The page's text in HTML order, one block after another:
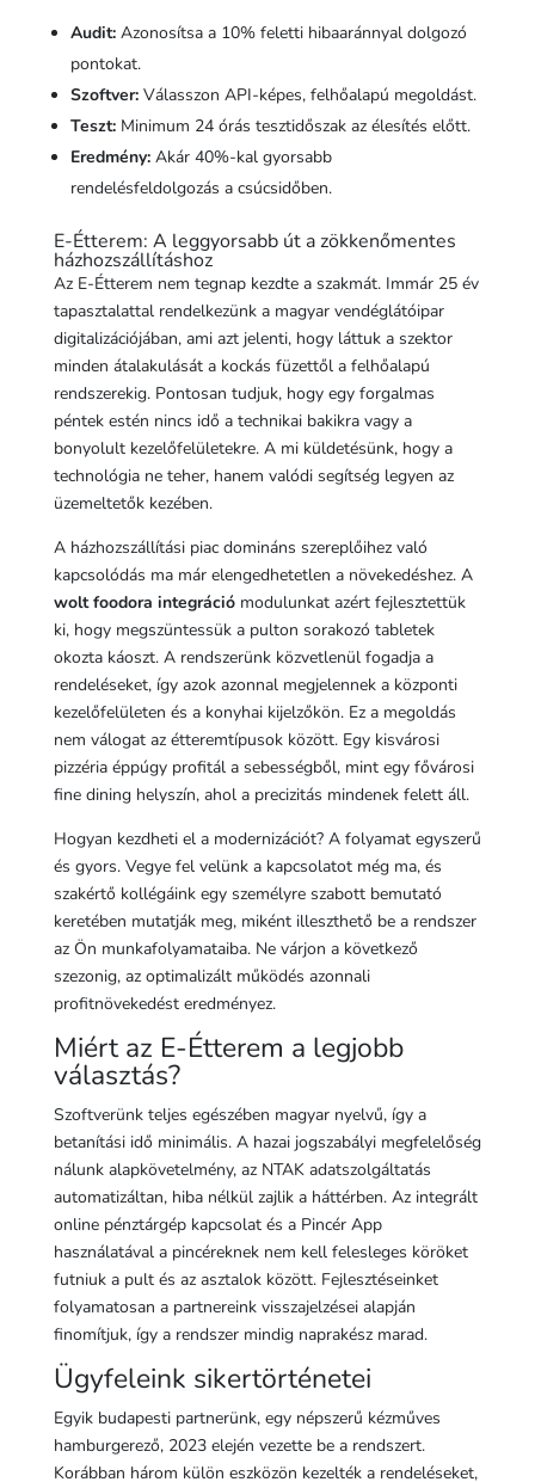
Audit:Azonosítsa a 10% feletti hibaaránnyal dolgozó
pontokat.
Szoftver:Válasszon API-képes, felhőalapú megoldást.
Teszt:Minimum 24 órás tesztidőszak az élesítés előtt.
Eredmény:Akár 40%-kal gyorsabb
rendelésfeldolgozás a csúcsidőben.
E-Étterem: A leggyorsabb út a zökkenőmentes
házhozszállításhoz
Az E-Étterem nem tegnap kezdte a szakmát. Immár 25 év
tapasztalattal rendelkezünk a magyar vendéglátóipar
digitalizációjában, ami azt jelenti, hogy láttuk a szektor
minden átalakulását a kockás füzettől a felhőalapú
rendszerekig. Pontosan tudjuk, hogy egy forgalmas
péntek estén nincs idő a technikai bakikra vagy a
bonyolult kezelőfelületekre. A mi küldetésünk, hogy a
technológia ne teher, hanem valódi segítség legyen az
üzemeltetők kezében.
A házhozszállítási piac domináns szereplőihez való
kapcsolódás ma már elengedhetetlen a növekedéshez. A
wolt foodora integrációmodulunkat azért fejlesztettük
ki, hogy megszüntessük a pulton sorakozó tabletek
okozta káoszt. A rendszerünk közvetlenül fogadja a
rendeléseket, így azok azonnal megjelennek a központi
kezelőfelületen és a konyhai kijelzőkön. Ez a megoldás
nem válogat az étteremtípusok között. Egy kisvárosi
pizzéria éppúgy profitál a sebességből, mint egy fővárosi
fine dining helyszín, ahol a precizitás mindenek felett áll.
Hogyan kezdheti el a modernizációt? A folyamat egyszerű
és gyors. Vegye fel velünk a kapcsolatot még ma, és
szakértő kollégáink egy személyre szabott bemutató
keretében mutatják meg, miként illeszthető be a rendszer
az Ön munkafolyamataiba. Ne várjon a következő
szezonig, az optimalizált működés azonnali
profitnövekedést eredményez.
Miért az E-Étterem a legjobb
választás?
Szoftverünk teljes egészében magyar nyelvű, így a
betanítási idő minimális. A hazai jogszabályi megfelelőség
nálunk alapkövetelmény, az NTAK adatszolgáltatás
automatizáltan, hiba nélkül zajlik a háttérben. Az integrált
online pénztárgép kapcsolat és a Pincér App
használatával a pincéreknek nem kell felesleges köröket
futniuk a pult és az asztalok között. Fejlesztéseinket
folyamatosan a partnereink visszajelzései alapján
finomítjuk, így a rendszer mindig naprakész marad.
Ügyfeleink sikertörténetei
Egyik budapesti partnerünk, egy népszerű kézműves
hamburgerező, 2023 elején vezette be a rendszert.
Korábban három külön eszközön kezelték a rendeléseket,